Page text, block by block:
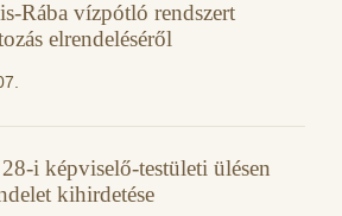
Rába vízpótló rendszert
elrendeléséről
i képviselő-testületi ülésen
kihirdetése